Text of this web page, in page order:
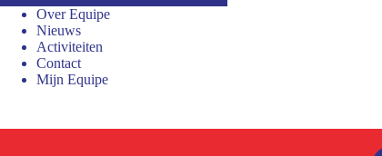
Over Equipe
Nieuws
Activiteiten
Contact
Mijn Equipe
Proclaimer en privacyverklaring